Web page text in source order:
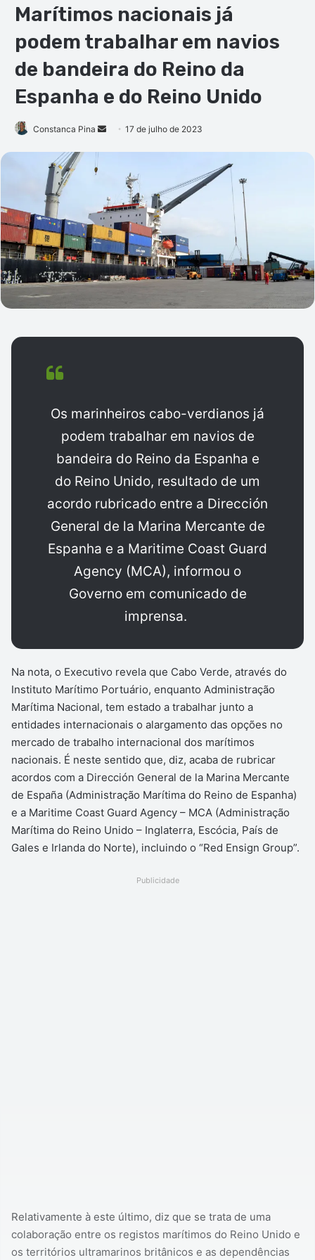
Marítimos nacionais já
podem trabalhar em navios
de bandeira do Reino da
Espanha e do Reino Unido
Constanca Pina
Mande17 de julho de 2023
Os marinheiros cabo-verdianos já
podem trabalhar em navios de
bandeira do Reino da Espanha e
do Reino Unido, resultado de um
acordo rubricado entre a Dirección
General de la Marina Mercante de
Espanha e a Maritime Coast Guard
Agency (MCA), informou o
Governo em comunicado de
imprensa.
Na nota, o Executivo revela que Cabo Verde, através do
Instituto Marítimo Portuário, enquanto Administração
Marítima Nacional, tem estado a trabalhar junto a
entidades internacionais o alargamento das opções no
mercado de trabalho internacional dos marítimos
nacionais. É neste sentido que, diz, acaba de rubricar
acordos com a Dirección General de la Marina Mercante
de España (Administração Marítima do Reino de Espanha)
e a Maritime Coast Guard Agency – MCA (Administração
Marítima do Reino Unido – Inglaterra, Escócia, País de
Gales e Irlanda do Norte), incluindo o “Red Ensign Group”.
Publicidade
Relativamente à este último, diz que se trata de uma
colaboração entre os registos marítimos do Reino Unido e
os territórios ultramarinos britânicos e as dependências